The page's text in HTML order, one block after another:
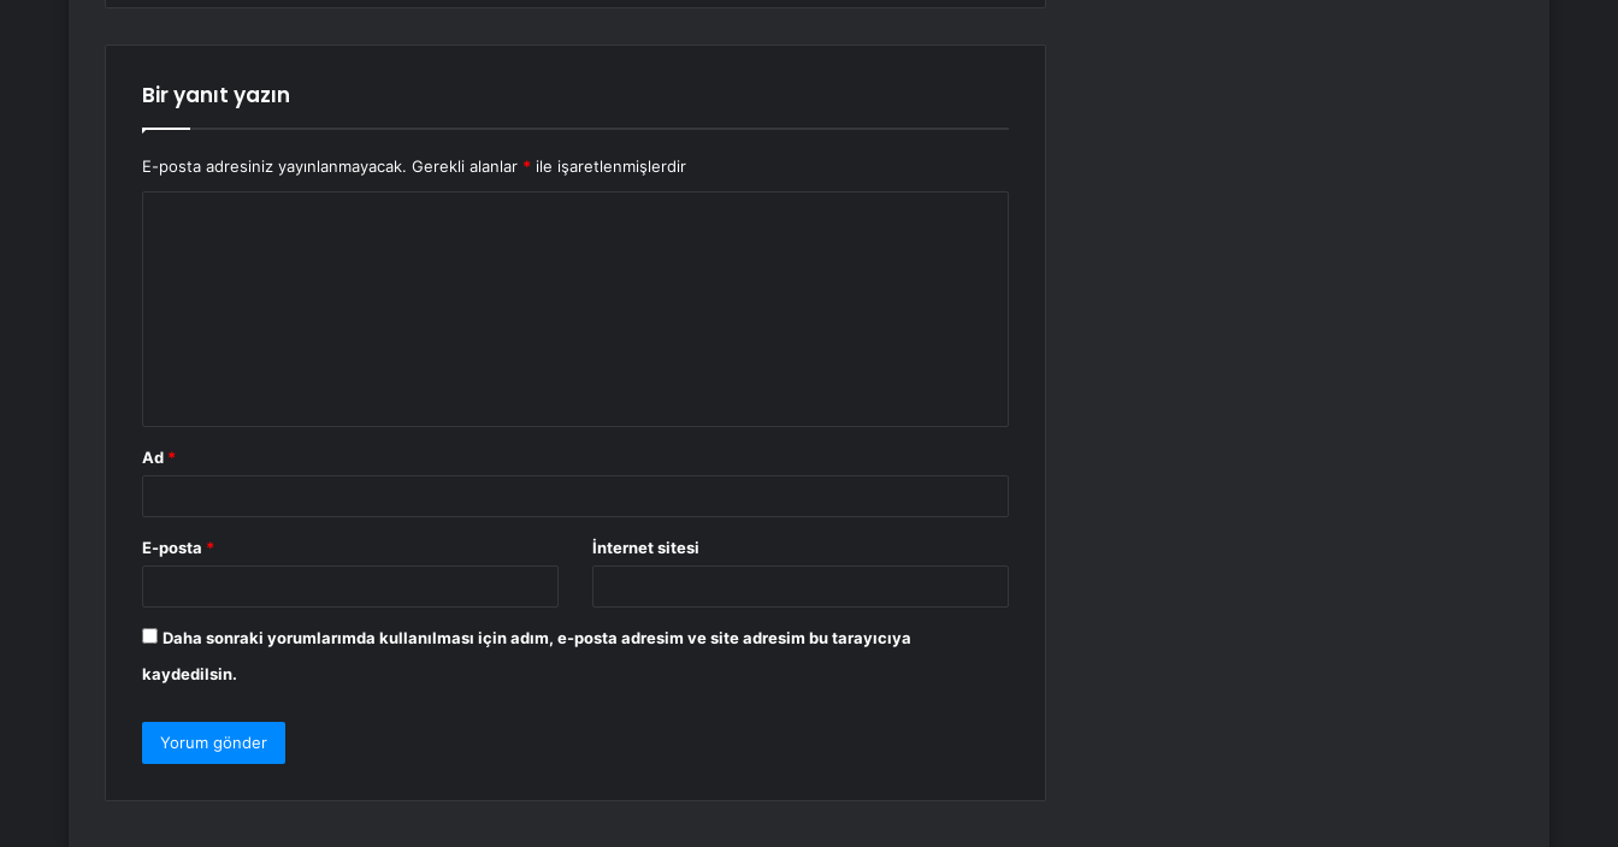
Bir yanıt yazın
E-posta adresiniz yayınlanmayacak. Gerekli alanlar * ile işaretlenmişlerdir
Ad *
E-posta * İnternet sitesi
Daha sonraki yorumlarımda kullanılması için adım, e-posta adresim ve site adresim bu tarayıcıya
kaydedilsin.